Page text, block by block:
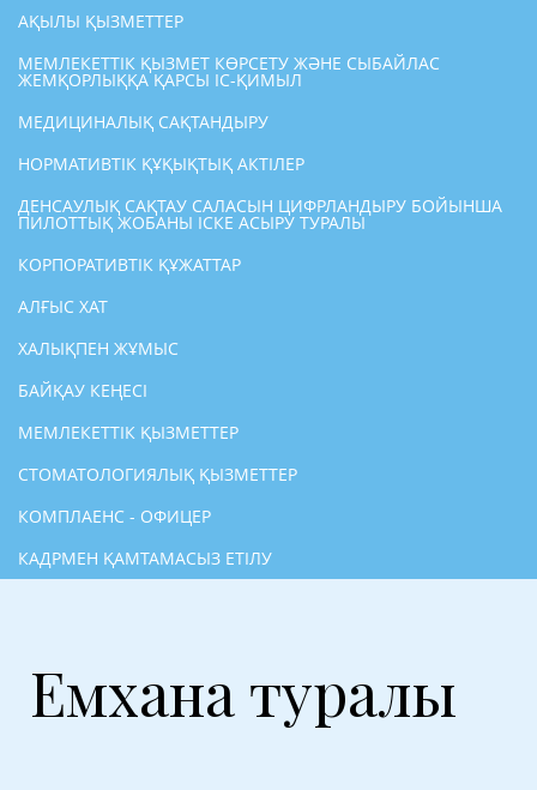
АҚЫЛЫ ҚЫЗМЕТТЕР
МЕМЛЕКЕТТІК ҚЫЗМЕТ КӨРСЕТУ ЖӘНЕ СЫБАЙЛАС
ЖЕМҚОРЛЫҚҚА ҚАРСЫ ІС-ҚИМЫЛ
МЕДИЦИНАЛЫҚ САҚТАНДЫРУ
НОРМАТИВТІК ҚҰҚЫҚТЫҚ АКТІЛЕР
ДЕНСАУЛЫҚ САҚТАУ САЛАСЫН ЦИФРЛАНДЫРУ БОЙЫНША
ПИЛОТТЫҚ ЖОБАНЫ ІСКЕ АСЫРУ ТУРАЛЫ
КОРПОРАТИВТІК ҚҰЖАТТАР
АЛҒЫС ХАТ
ХАЛЫҚПЕН ЖҰМЫС
БАЙҚАУ КЕҢЕСІ
МЕМЛЕКЕТТІК ҚЫЗМЕТТЕР
СТОМАТОЛОГИЯЛЫҚ ҚЫЗМЕТТЕР
КОМПЛАЕНС - ОФИЦЕР
КАДРМЕН ҚАМТАМАСЫЗ ЕТІЛУ
Емхана туралы